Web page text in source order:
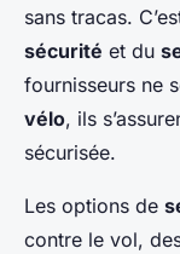
sans tracas.
sécurité et du
fournisseurs ne
vélo, ils
sécurisée.
Les options de
contre le vol,